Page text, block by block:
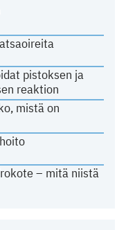
pistoksen ja
reaktion
mistä on
– mitä niistä